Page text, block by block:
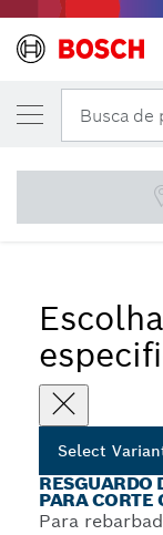
Busca de
...
com
Select
RESGUARDO
PARA CORTE
Para
Resguardo
com